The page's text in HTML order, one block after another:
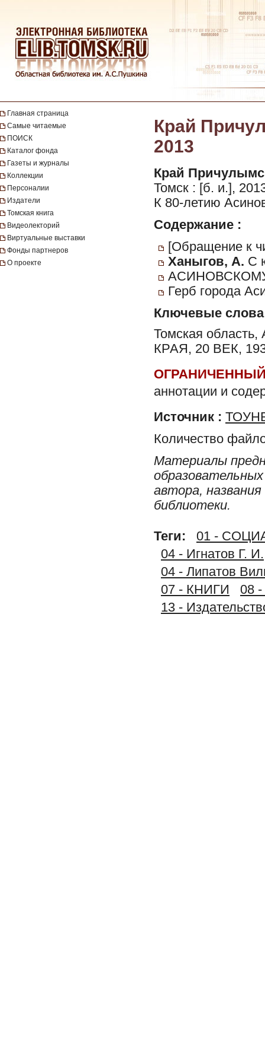
Главная страница
Самые читаемые
ПОИСК
Каталог фонда
Газеты и журналы
Коллекции
Персоналии
Издатели
Томская книга
Видеолекторий
Виртуальные выставки
Фонды партнеров
О проекте
Край
2013
Край
Томск : [б. и.],
К 80-летию
Содержание :
[Обращение к
Ханыгов, А. С
Герб города
Ключевые слова
Томская
КРАЯ, 20 ВЕК,
аннотации и
Источник :
Количество
Материалы
автора,
библиотеки.
Теги:
01 -
04 - Игнатов Г.
04 - Липатов
07 - КНИГИ
08
13 -